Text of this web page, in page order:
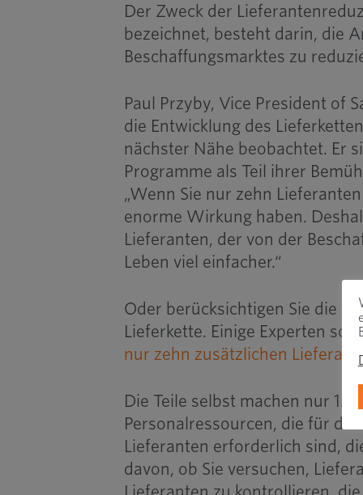
Der Zweck der
bezeichnet, besteht darin, die
Beschaffungsmarktes zu
Paul Przyby, Vice President of
die Entwicklung des
nächster Nähe beobachtet. Er
Programme als Teil ihrer
„Wenn Sie nur zehn
enorme Wirkung haben.
Lieferanten, der von der
Leben viel einfacher.“
Oder berücksichtigen Sie die
Lieferkette. Einige Experten
nur zehn zusätzlichen
Die Teile selbst machen nur
Personalressourcen, die für
Lieferanten erforderlich sind,
davon, ob Sie versuchen,